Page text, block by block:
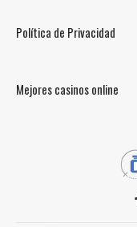
Política de Privacidad
Mejores casinos online